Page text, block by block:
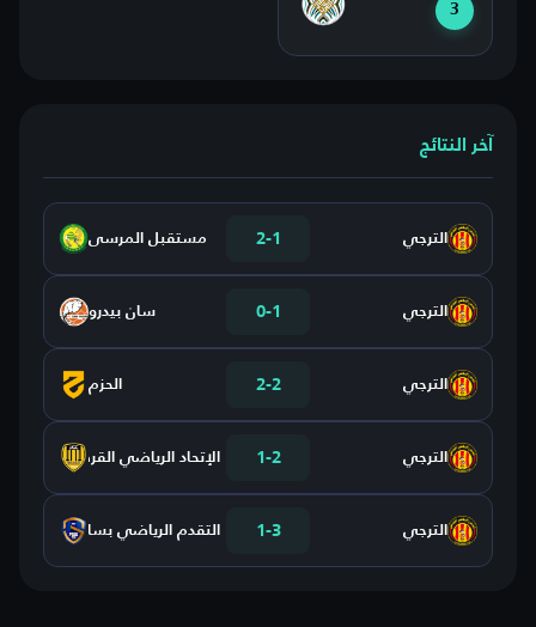
3
آخر النتائج
الترجي 1
-
2 مستقبل المرسى
الترجي 1
-
0 سان بيدرو
الترجي 2
-
2 الحزم
الترجي 2
-
1 الإتحاد الرياضي القرطاجني
الترجي 3
-
1 التقدم الرياضي بساقية الداير